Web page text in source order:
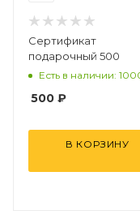
Сертификат
подарочный 500
Есть в наличии:
500 ₽
В КОРЗИНУ